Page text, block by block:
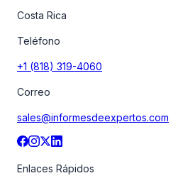
Costa Rica
Teléfono
+1 (818) 319-4060
Correo
sales@informesdeexpertos.com
Enlaces Rápidos